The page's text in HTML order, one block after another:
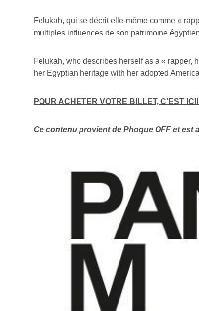
Felukah, qui se décrit elle-même comme «
multiples influences de son patrimoine
Felukah, who describes herself as a « rapper,
her Egyptian heritage with her adopted
POUR ACHETER VOTRE BILLET, C’EST ICI!
Ce contenu provient de Phoque OFF et est